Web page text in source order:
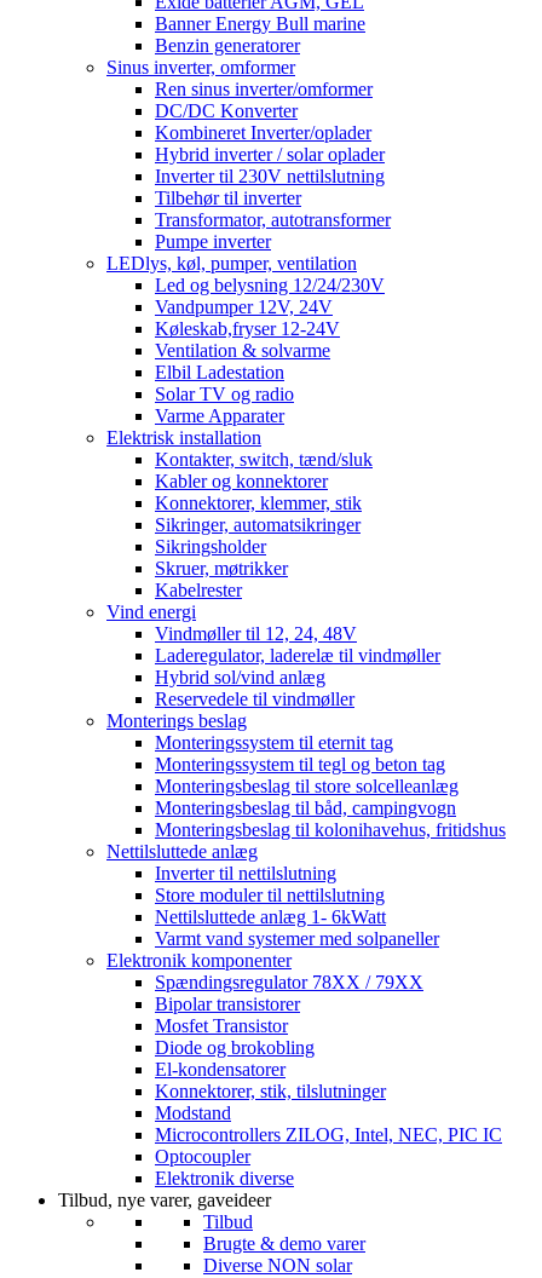
Banner Energy Bull marine
Benzin generatorer
Sinus inverter, omformer
Ren sinus inverter/omformer
DC/DC Konverter
Kombineret Inverter/oplader
Hybrid inverter / solar oplader
Inverter til 230V nettilslutning
Tilbehør til inverter
Transformator, autotransformer
Pumpe inverter
LEDlys, køl, pumper, ventilation
Led og belysning 12/24/230V
Vandpumper 12V, 24V
Køleskab,fryser 12-24V
Ventilation & solvarme
Elbil Ladestation
Solar TV og radio
Varme Apparater
Elektrisk installation
Kontakter, switch, tænd/sluk
Kabler og konnektorer
Konnektorer, klemmer, stik
Sikringer, automatsikringer
Sikringsholder
Skruer, møtrikker
Kabelrester
Vind energi
Vindmøller til 12, 24, 48V
Laderegulator, laderelæ til vindmøller
Hybrid sol/vind anlæg
Reservedele til vindmøller
Monterings beslag
Monteringssystem til eternit tag
Monteringssystem til tegl og beton tag
Monteringsbeslag til store solcelleanlæg
Monteringsbeslag til båd, campingvogn
Monteringsbeslag til kolonihavehus, fritidshus
Nettilsluttede anlæg
Inverter til nettilslutning
Store moduler til nettilslutning
Nettilsluttede anlæg 1- 6kWatt
Varmt vand systemer med solpaneller
Elektronik komponenter
Spændingsregulator 78XX / 79XX
Bipolar transistorer
Mosfet Transistor
Diode og brokobling
El-kondensatorer
Konnektorer, stik, tilslutninger
Modstand
Microcontrollers ZILOG, Intel, NEC, PIC IC
Optocoupler
Elektronik diverse
Tilbud, nye varer, gaveideer
Tilbud
Brugte & demo varer
Diverse NON solar